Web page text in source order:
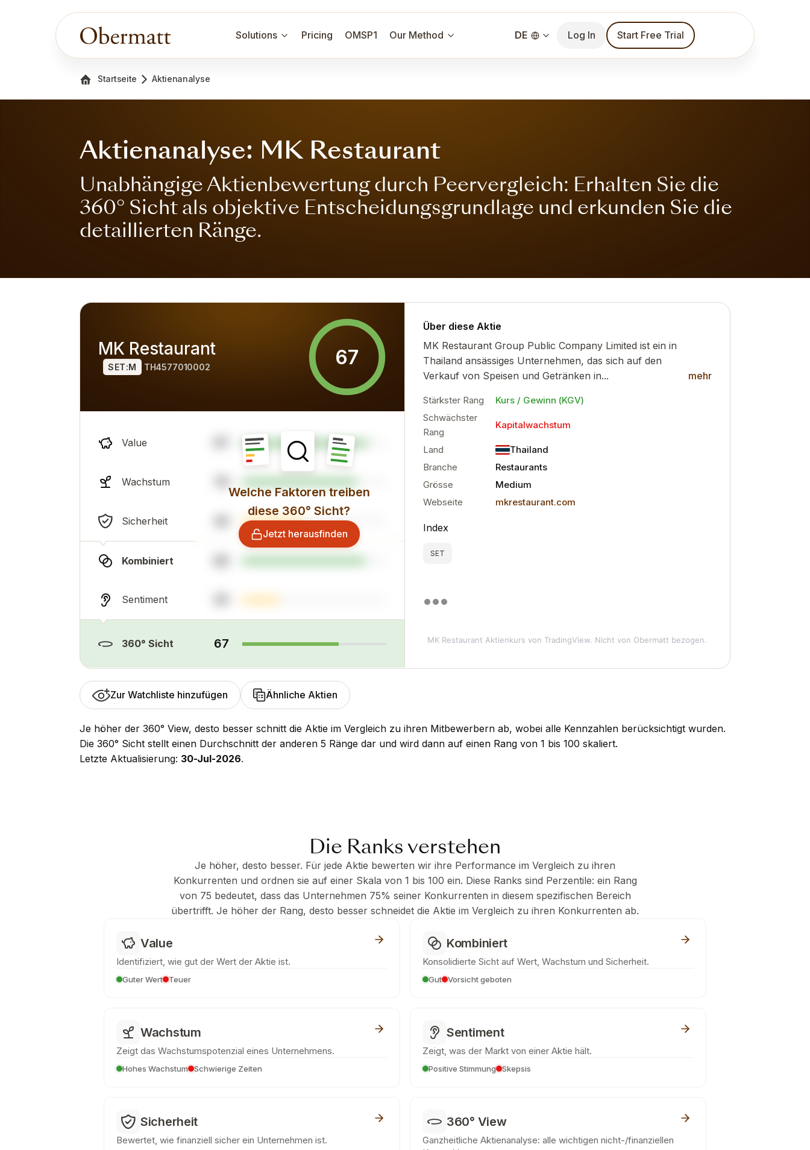
Solutions Pricing OMSP1 Our Method DE Log In Start Free Trial
Startseite Aktienanalyse
Aktienanalyse: MK Restaurant
Unabhängige Aktienbewertung durch Peervergleich: Erhalten Sie die
360° Sicht als objektive Entscheidungsgrundlage und erkunden Sie die
detaillierten Ränge.
MK Restaurant
SET:M TH4577010002 67
Value
Wachstum
Sicherheit
Kombiniert
Sentiment
360° Sicht 67
Welche Faktoren treiben
diese 360° Sicht?
Jetzt herausfinden
Über diese Aktie
MK Restaurant Group Public Company Limited ist ein in
Thailand ansässiges Unternehmen, das sich auf den
Verkauf von Speisen und Getränken in...
mehr
zu Alternativen), ist das allgemeine professionelle Sentiment und die finanzielle...
Stärkster Rang
Kurs / Gewinn (KGV)
Schwächster
Rang
Kapitalwachstum
Land
Thailand
Branche
Restaurants
Grösse
Medium
Webseite
mkrestaurant.com
Index
SET
MK Restaurant Aktienkurs von TradingView. Nicht von Obermatt bezogen.
Zur Watchliste hinzufügen Ähnliche Aktien
Je höher der 360° View, desto besser schnitt die Aktie im Vergleich zu ihren Mitbewerbern ab, wobei alle Kennzahlen berücksichtigt wurden.
Die 360° Sicht stellt einen Durchschnitt der anderen 5 Ränge dar und wird dann auf einen Rang von 1 bis 100 skaliert.
Letzte Aktualisierung: 30-Jul-2026.
Die Ranks verstehen
Je höher, desto besser. Für jede Aktie bewerten wir ihre Performance im Vergleich zu ihren
Konkurrenten und ordnen sie auf einer Skala von 1 bis 100 ein. Diese Ranks sind Perzentile: ein Rang
von 75 bedeutet, dass das Unternehmen 75% seiner Konkurrenten in diesem spezifischen Bereich
übertrifft. Je höher der Rang, desto besser schneidet die Aktie im Vergleich zu ihren Konkurrenten ab.
Value
Identifiziert, wie gut der Wert der Aktie ist.
Guter Wert Teuer
Kombiniert
Konsolidierte Sicht auf Wert, Wachstum und Sicherheit.
Gut Vorsicht geboten
Wachstum
Zeigt das Wachstumspotenzial eines Unternehmens.
Hohes Wachstum Schwierige Zeiten
Sentiment
Zeigt, was der Markt von einer Aktie hält.
Positive Stimmung Skepsis
Sicherheit
Bewertet, wie finanziell sicher ein Unternehmen ist.
360° View
Ganzheitliche Aktienanalyse: alle wichtigen nicht-/finanziellen